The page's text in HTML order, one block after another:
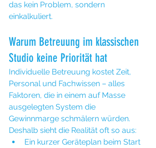
das kein Problem, sondern
einkalkuliert.
Warum Betreuung im klassischen
Studio keine Priorität hat
Individuelle Betreuung kostet Zeit,
Personal und Fachwissen – alles
Faktoren, die in einem auf Masse
ausgelegten System die
Gewinnmarge schmälern würden.
Deshalb sieht die Realität oft so aus:
Ein kurzer Geräteplan beim Start